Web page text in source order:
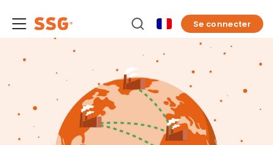
Se connecter